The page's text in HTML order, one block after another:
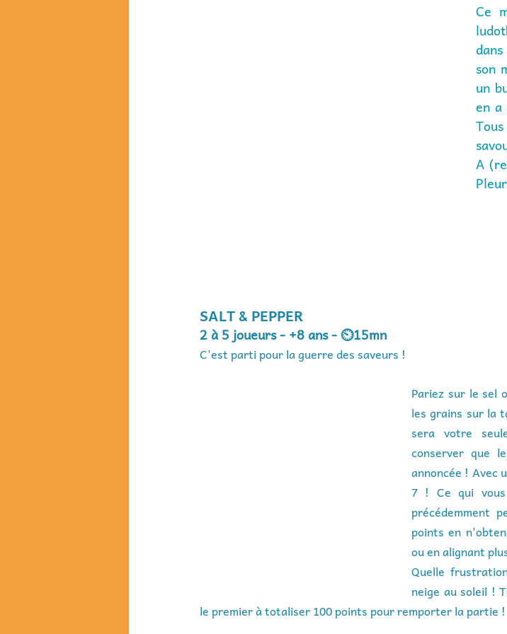
Ce
son
un
en a
A
SALT & PEPPER
2 à 5 joueurs - +8 ans - ⏲️15mn
C'est parti pour la guerre des saveurs !
Pariez sur le sel
les grains sur la
sera votre
conserver que
annoncée ! Avec
7 ! Ce qui
précédemment
points en
ou en alignant
Quelle
neige au soleil !
le premier à totaliser 100 points pour remporter la partie !